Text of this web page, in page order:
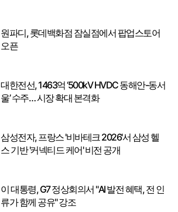
원파디, 롯데백화점 잠실점에서 팝업스토어
오픈
대한전선, 1463억 ‘500kV HVDC 동해안-동서
울’ 수주… 시장 확대 본격화
삼성전자, 프랑스 '비바테크 2026'서 삼성 헬
스 기반 '커넥티드 케어' 비전 공개
이 대통령, G7 정상회의서 "AI 발전 혜택, 전 인
류가 함께 공유" 강조